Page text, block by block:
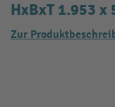
HxBxT 1.953
Zur